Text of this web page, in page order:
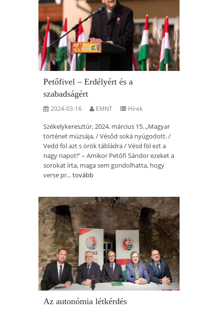
Petőfivel – Erdélyért és a
szabadságért
2024-03-16 EMNT Hírek
Székelykeresztúr, 2024. március 15. „Magyar
történet múzsája, / Vésőd soká nyúgodott. /
Vedd föl azt s örök tábládra / Vésd föl ezt a
nagy napot!” – Amikor Petőfi Sándor ezeket a
sorokat írta, maga sem gondolhatta, hogy
verse pr...tovább
Az autonómia létkérdés